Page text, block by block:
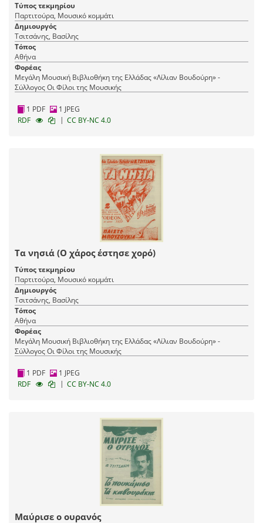
Τύπος τεκμηρίου
Παρτιτούρα, Μουσικό κομμάτι
Δημιουργός
Τσιτσάνης, Βασίλης
Τόπος
Αθήνα
Φορέας
Μεγάλη Μουσική Βιβλιοθήκη της Ελλάδας «Λίλιαν Βουδούρη» -
Σύλλογος Οι Φίλοι της Μουσικής
1 PDF
1 JPEG
RDF
| CC BY-NC 4.0
Τα νησιά (Ο χάρος έστησε χορό)
Τύπος τεκμηρίου
Παρτιτούρα, Μουσικό κομμάτι
Δημιουργός
Τσιτσάνης, Βασίλης
Τόπος
Αθήνα
Φορέας
Μεγάλη Μουσική Βιβλιοθήκη της Ελλάδας «Λίλιαν Βουδούρη» -
Σύλλογος Οι Φίλοι της Μουσικής
1 PDF
1 JPEG
RDF
| CC BY-NC 4.0
Μαύρισε ο ουρανός